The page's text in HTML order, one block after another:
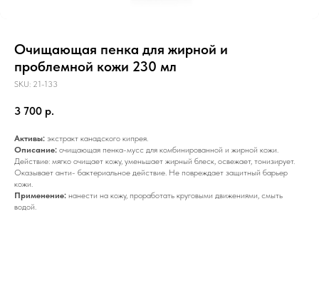
Очищающая пенка для жирной и
проблемной кожи 230 мл
SKU: 21-133
3 700 р.
Активы: экстракт канадского кипрея.
Описание: очищающая пенка-мусс для комбинированной и жирной кожи.
Действие: мягко очищает кожу, уменьшает жирный блеск, освежает, тонизирует.
Оказывает анти- бактериальное действие. Не повреждает защитный барьер
кожи.
Применение: нанести на кожу, проработать круговыми движениями, смыть
водой.